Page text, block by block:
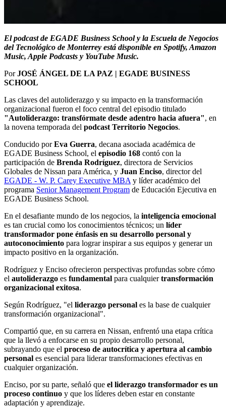
El podcast de EGADE Business School y la Escuela de Negocios
del Tecnológico de Monterrey está disponible en Spotify, Amazon
Music, Apple Podcasts y YouTube Music.
PorJOSÉ ÁNGEL DE LA PAZ | EGADE BUSINESS
SCHOOL
Las claves del autoliderazgo y su impacto en la transformación
organizacional fueron el foco central del episodio titulado
"Autoliderazgo: transfórmate desde adentro hacia afuera", en
la novena temporada del podcast Territorio Negocios.
Conducido porEva Guerra, decana asociada académica de
EGADE Business School, el episodio 168 contó con la
participación de Brenda Rodríguez, directora de Servicios
Globales de Nissan para América, y Juan Enciso, director del
EGADE - W. P. Carey Executive MBAy líder académico del
programa Senior Management Program de Educación Ejecutiva en
EGADE Business School.
En el desafiante mundo de los negocios, la inteligencia emocional
es tan crucial como los conocimientos técnicos; un líder
transformador pone énfasis en su desarrollo personal y
autoconocimiento para lograr inspirar a sus equipos y generar un
impacto positivo en la organización.
Rodríguez y Enciso ofrecieron perspectivas profundas sobre cómo
el autoliderazgo es fundamental para cualquiertransformación
organizacional exitosa.
Según Rodríguez, "el liderazgo personal es la base de cualquier
transformación organizacional".
Compartió que, en su carrera en Nissan, enfrentó una etapa crítica
que la llevó a enfocarse en su propio desarrollo personal,
subrayando que el proceso de autocrítica y apertura al cambio
personal es esencial para liderar transformaciones efectivas en
cualquier organización.
Enciso, por su parte, señaló que el liderazgo transformador es un
proceso continuo y que los líderes deben estar en constante
adaptación y aprendizaje.